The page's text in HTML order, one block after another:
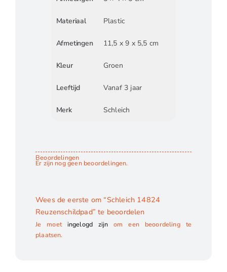
Materiaal Plastic
Afmetingen 11,5 x 9 x 5,5 cm
Kleur Groen
Leeftijd Vanaf 3 jaar
Merk Schleich
Beoordelingen
Er zijn nog geen beoordelingen.
Wees de eerste om “Schleich 14824
Reuzenschildpad” te beoordelen
Je moet ingelogd zijn om een beoordeling te
plaatsen.